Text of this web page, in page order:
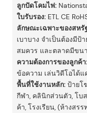
ลูกปัดโคมไฟ:
ใบรับรอง:ETL CE
ลักษณะเฉพาะของสหรั
เบาบาง จำเป็นต้องมี
สมควร และตลาดมีขน
ความต้องการของลูกค้า:
ข้อความ เล่นวิดีโอได้แ
พื้นที่ใช้งานหลัก:ป้ายโ
กีฬา, คลินิกส่วนตัว, โบ
ค้า, โรงเรียน, (ห้างสร